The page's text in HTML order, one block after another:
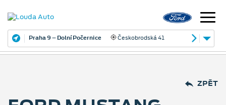
Praha 9 – Dolní Počernice Českobrodská 41
ZPĚT